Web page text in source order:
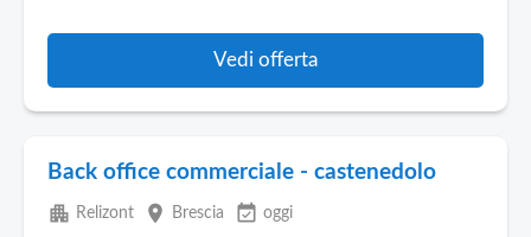
Vedi offerta
Back office commerciale - castenedolo
apartment Relizont place Brescia event_available oggi